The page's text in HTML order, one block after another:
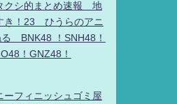
クシ的まとめ速報 地
き！23 ひうらのアニ
る BNK48 ！SNH48！
！GNZ48！
ーフィニッシュゴミ屋